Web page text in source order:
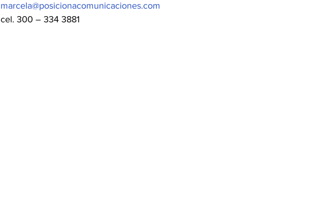
marcela@posicionacomunicaciones.com
cel. 300 – 334 3881